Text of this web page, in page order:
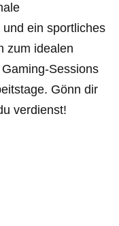
ein sportliches
zum idealen
Sessions
Gönn dir
verdienst!